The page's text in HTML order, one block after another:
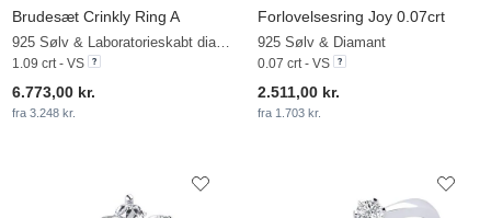
Brudesæt Crinkly Ring A
1.09 crt - VS
6.773,00 kr.
fra 3.248 kr.
Forlovelsesring Joy 0.07crt
925 Sølv & Diamant
0.07 crt - VS
2.511,00 kr.
fra 1.703 kr.